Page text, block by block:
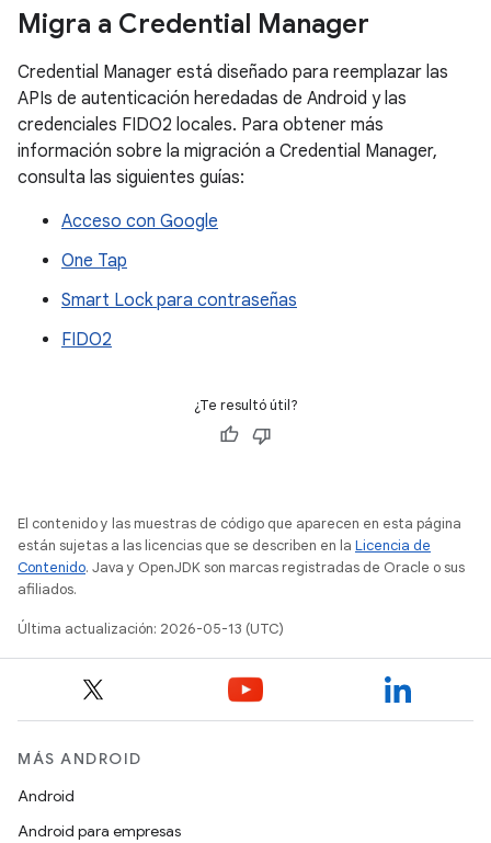
Migra a Credential Manager
Credential Manager está diseñado para reemplazar las
APIs de autenticación heredadas de Android y las
credenciales FIDO2 locales. Para obtener más
información sobre la migración a Credential Manager,
consulta las siguientes guías:
Acceso con Google
One Tap
Smart Lock para contraseñas
FIDO2
¿Te resultó útil?
El contenido y las muestras de código que aparecen en esta página
están sujetas a las licencias que se describen en la Licencia de
Contenido. Java y OpenJDK son marcas registradas de Oracle o sus
afiliados.
Última actualización: 2026-05-13 (UTC)
MÁS ANDROID
Android
Android para empresas